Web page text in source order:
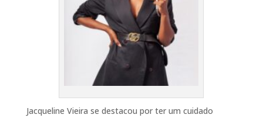
Jacqueline Vieira se destacou por ter um cuidado